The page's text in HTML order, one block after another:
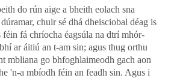
do rún aige a bheith eolach sna
chuir sé dhá dheisciobal déag is
fá chríocha éagsúla na dtrí mhór-
ar áitiú an t-am sin; agus thug orthu
mbliana go bhfoghlaimeodh gach aon
'n-a mbíodh féin an feadh sin. Agus i